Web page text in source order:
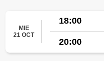
MIE
21 OCT
18:00
20:00